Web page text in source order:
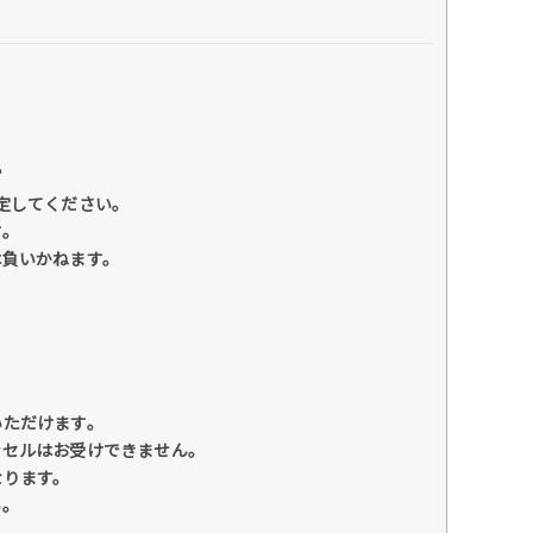
てください。
いかねます。
だけます。
ルはお受けできません。
ます。